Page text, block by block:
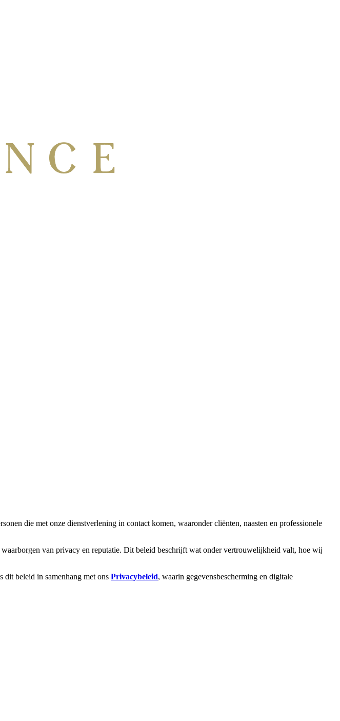
die met onze dienstverlening in contact komen, waaronder cliënten, naasten en professionele
van privacy en reputatie. Dit beleid beschrijft wat onder vertrouwelijkheid valt, hoe wij
dit beleid in samenhang met ons Privacybeleid, waarin gegevensbescherming en digitale